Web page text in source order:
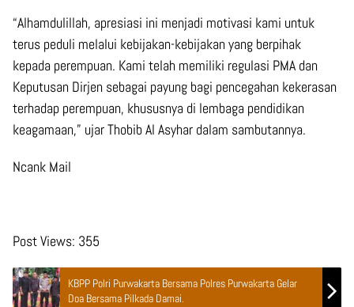
“Alhamdulillah, apresiasi ini menjadi motivasi kami untuk
terus peduli melalui kebijakan-kebijakan yang berpihak
kepada perempuan. Kami telah memiliki regulasi PMA dan
Keputusan Dirjen sebagai payung bagi pencegahan kekerasan
terhadap perempuan, khususnya di lembaga pendidikan
keagamaan,” ujar Thobib Al Asyhar dalam sambutannya.
Ncank Mail
Post Views: 355
KBPP Polri Purwakarta Bersama Polres Purwakarta Gelar
Doa Bersama Pilkada Damai.